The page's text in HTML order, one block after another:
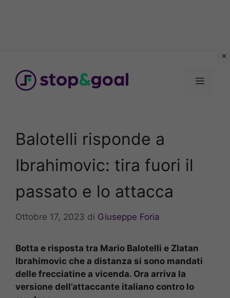
contenuto
Menu
Balotelli risponde a
Ibrahimovic: tira fuori il
passato e lo attacca
Ottobre 17, 2023 di Giuseppe Foria
Botta e risposta tra Mario Balotelli e Zlatan
Ibrahimovic che a distanza si sono mandati
delle frecciatine a vicenda. Ora arriva la
versione dell’attaccante italiano contro lo